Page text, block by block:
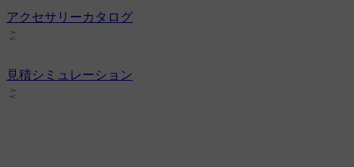
アクセサリーカタログ
見積シミュレーション